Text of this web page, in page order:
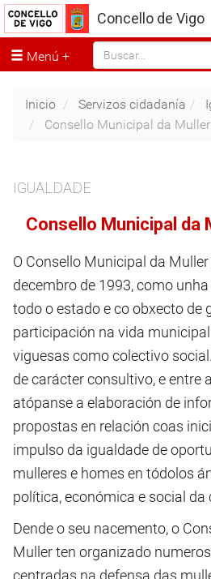
Concello de Vigo
Menú
Inicio Servizos cidadanía
Consello Municipal da Muller
IGUALDADE
Consello Municipal da
O Consello Municipal da
decembro de 1993, como
todo o estado e co obxecto de
participación na vida
viguesas como colectivo
de carácter consultivo, e entre
atópanse a elaboración de
propostas en relación coas
impulso da igualdade de
mulleres e homes en tódolos
política, económica e social da
Dende o seu nacemento, o
Muller ten organizado